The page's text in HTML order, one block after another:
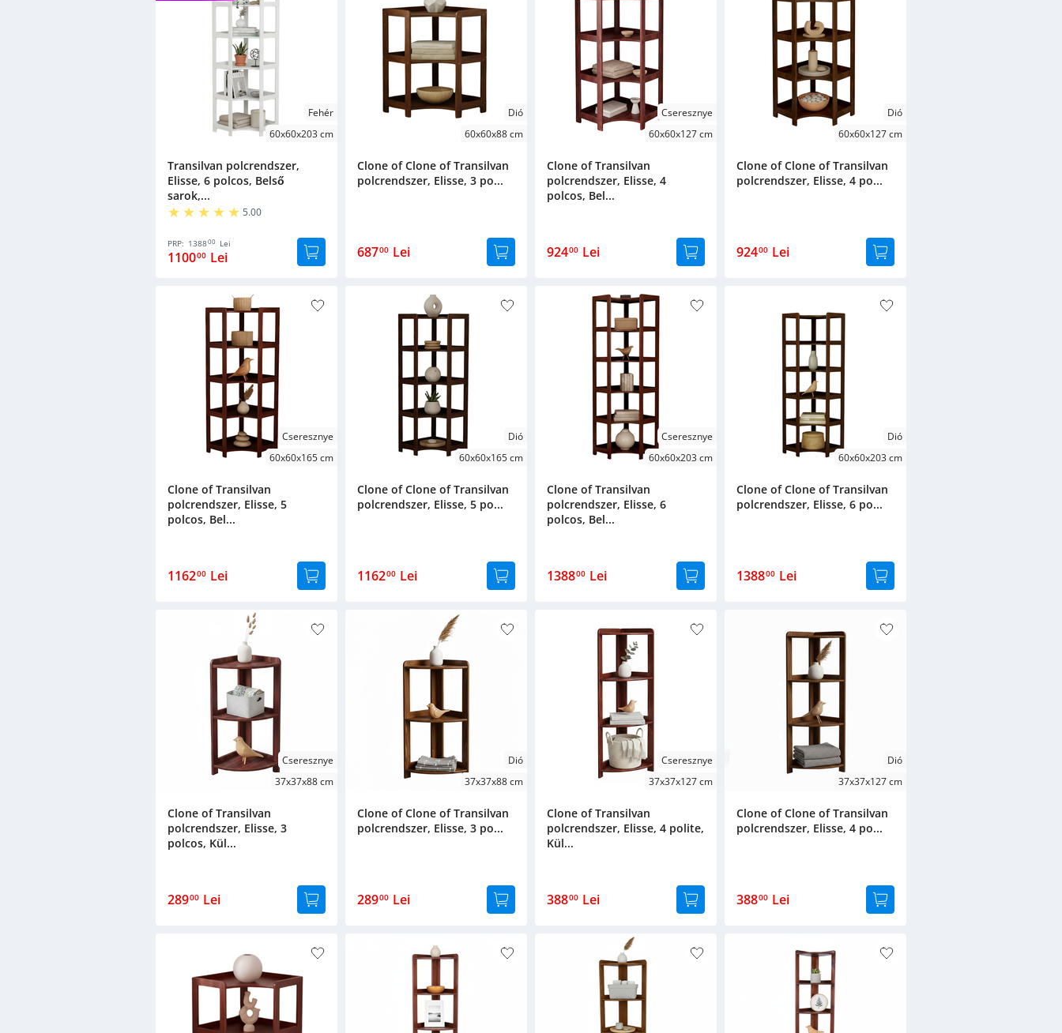
Fehér
60x60x203 cm
Transilvan polcrendszer,
Elisse, 6 polcos, Belső
sarok,...
5.00
PRP: 138800 Lei
110000 Lei
Dió
60x60x88 cm
Clone of Clone of Transilvan
polcrendszer, Elisse, 3 po...
68700 Lei
Cseresznye
60x60x127 cm
Clone of Transilvan
polcrendszer, Elisse, 4
polcos, Bel...
92400 Lei
Dió
60x60x127 cm
Clone of Clone of Transilvan
polcrendszer, Elisse, 4 po...
92400 Lei
Cseresznye
60x60x165 cm
Clone of Transilvan
polcrendszer, Elisse, 5
polcos, Bel...
116200 Lei
Dió
60x60x165 cm
Clone of Clone of Transilvan
polcrendszer, Elisse, 5 po...
116200 Lei
Cseresznye
60x60x203 cm
Clone of Transilvan
polcrendszer, Elisse, 6
polcos, Bel...
138800 Lei
Dió
60x60x203 cm
Clone of Clone of Transilvan
polcrendszer, Elisse, 6 po...
138800 Lei
Cseresznye
37x37x88 cm
Clone of Transilvan
polcrendszer, Elisse, 3
polcos, Kül...
28900 Lei
Dió
37x37x88 cm
Clone of Clone of Transilvan
polcrendszer, Elisse, 3 po...
28900 Lei
Cseresznye
37x37x127 cm
Clone of Transilvan
polcrendszer, Elisse, 4 polite,
Kül...
38800 Lei
Dió
37x37x127 cm
Clone of Clone of Transilvan
polcrendszer, Elisse, 4 po...
38800 Lei